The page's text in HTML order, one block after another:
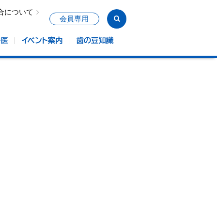
について
会員専用